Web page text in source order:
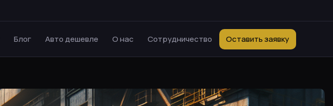
Блог Авто дешевле О нас Сотрудничество Оставить заявку